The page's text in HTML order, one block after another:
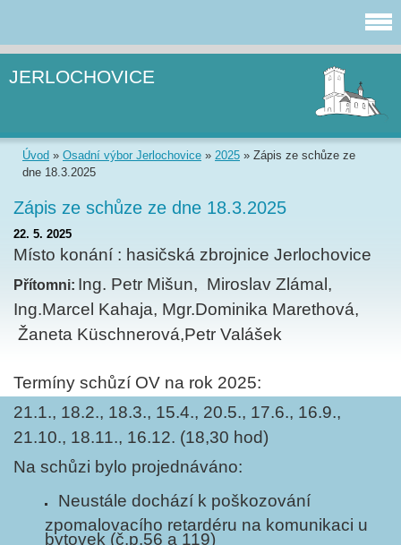
JERLOCHOVICE
Úvod » Osadní výbor Jerlochovice » 2025 » Zápis ze schůze ze
dne 18.3.2025
Zápis ze schůze ze dne 18.3.2025
22. 5. 2025
Místo konání : hasičská zbrojnice Jerlochovice
Přítomni: Ing. Petr Mišun, Miroslav Zlámal,
Ing.Marcel Kahaja, Mgr.Dominika Marethová,
Žaneta Küschnerová,Petr Valášek
Termíny schůzí OV na rok 2025:
21.1., 18.2., 18.3., 15.4., 20.5., 17.6., 16.9.,
21.10., 18.11., 16.12. (18,30 hod)
Na schůzi bylo projednáváno:
Neustále dochází k poškozování
zpomalovacího retardéru na komunikaci u
bytovek (č.p.56 a 119)